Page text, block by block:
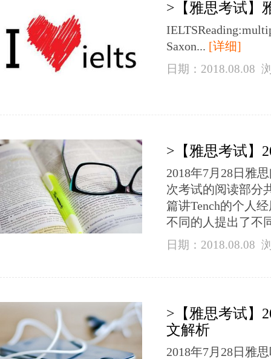
>【雅思考试】
Saxon... [详细]
日期：2018.08.08
>【雅思考试】
2018年7月28日雅
次考试的阅读部分
篇讲Tench的个人
不同的人提出了不
日期：2018.08.08
>【雅思考试】
文解析
2018年7月28日雅